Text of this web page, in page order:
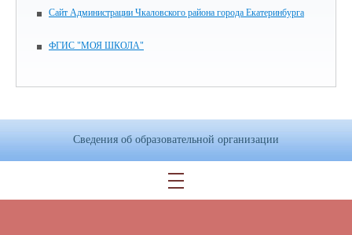
Сайт Администрации Чкаловского района города Екатеринбурга
ФГИС "МОЯ ШКОЛА"
Сведения об образовательной организации